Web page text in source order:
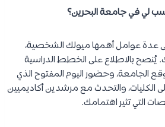
عدة عوامل أهمها ميولك الشخصية،
يُنصح بالاطلاع على الخطط الدراسية
الجامعة، وحضور اليوم المفتوح الذي
الكليات، والتحدث مع مرشدين أكاديميين
التي تثير اهتمامك.